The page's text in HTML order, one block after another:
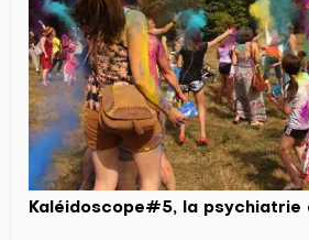
Kaléidoscope#5, la psychiatrie